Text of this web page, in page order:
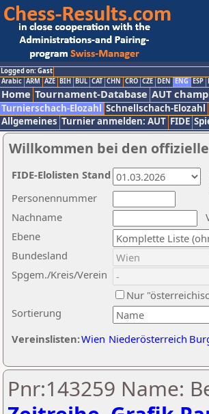
Logged on: Gast
Arabic ARM AZE BIH BUL CAT CHN CRO CZE DEN ENG ESP
Home Tournament-Database AUT
Turnierschach-Elozahl Schnellschach-Elozahl
Allgemeines Turnier anmelden: AUT FIDE
Willkommen bei den
Nachname
Ebene
Sortierung
Personennummer
Bundesland
Spgem./Kreis/Verein
Nur
Vereinslisten:Wien Niederösterreich
FIDE-Elolisten Stand
Pnr:143259 Name: